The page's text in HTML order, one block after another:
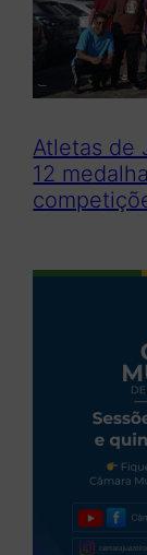
Atletas de
12